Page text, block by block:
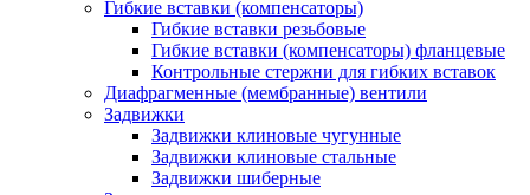
Гибкие вставки (компенсаторы)
Гибкие вставки резьбовые
Гибкие вставки (компенсаторы) фланцевые
Контрольные стержни для гибких вставок
Диафрагменные (мембранные) вентили
Задвижки
Задвижки клиновые чугунные
Задвижки клиновые стальные
Задвижки шиберные